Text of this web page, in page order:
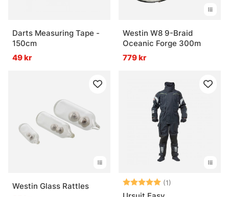
Darts Measuring Tape -
150cm
49 kr
Westin W8 9-Braid
Oceanic Forge 300m
779 kr
Westin Glass Rattles
Betyg: (1)